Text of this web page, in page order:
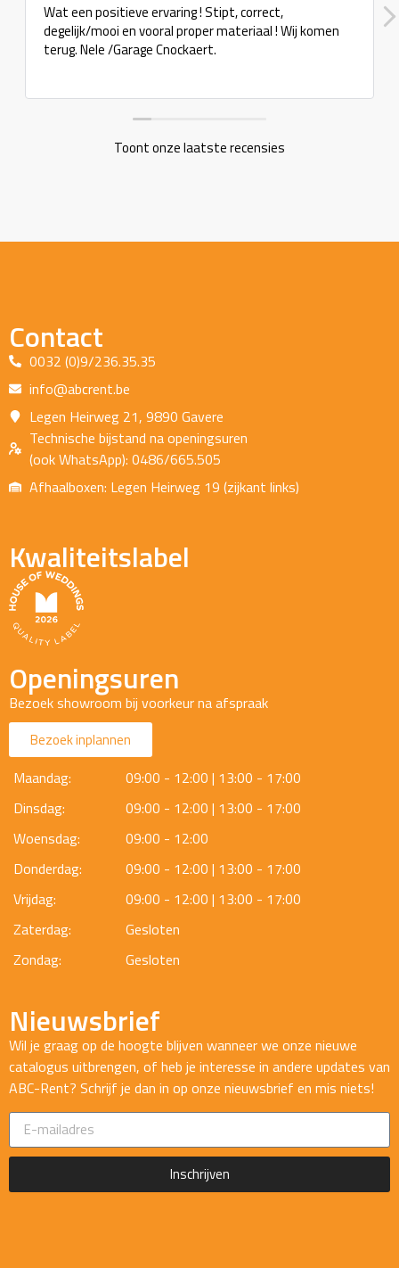
Wat een positieve ervaring ! Stipt, correct,
degelijk/mooi en vooral proper materiaal ! Wij komen
terug. Nele /Garage Cnockaert.
Toont onze laatste recensies
Contact
0032 (0)9/236.35.35
info@abcrent.be
Legen Heirweg 21, 9890 Gavere
Technische bijstand na openingsuren
(ook WhatsApp): 0486/665.505
Afhaalboxen: Legen Heirweg 19 (zijkant links)
Kwaliteitslabel
Openingsuren
Bezoek showroom bij voorkeur na afspraak
Bezoek inplannen
Maandag:
09:00 - 12:00 | 13:00 - 17:00
Dinsdag:
09:00 - 12:00 | 13:00 - 17:00
Woensdag:
09:00 - 12:00
Donderdag:
09:00 - 12:00 | 13:00 - 17:00
Vrijdag:
09:00 - 12:00 | 13:00 - 17:00
Zaterdag:
Gesloten
Zondag:
Gesloten
Nieuwsbrief
Wil je graag op de hoogte blijven wanneer we onze nieuwe
catalogus uitbrengen, of heb je interesse in andere updates van
ABC-Rent? Schrijf je dan in op onze nieuwsbrief en mis niets!
Inschrijven